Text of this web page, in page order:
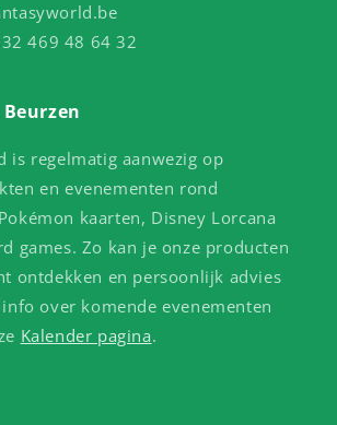
469 48 64 32
is regelmatig aanwezig op
en evenementen rond
kaarten, Disney Lorcana
games. Zo kan je onze producten
ontdekken en persoonlijk advies
over komende evenementen
Kalender pagina.